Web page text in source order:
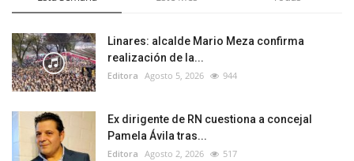
Linares: alcalde Mario Meza confirma
realización de la...
Editora Agosto 5, 2026 944
Ex dirigente de RN cuestiona a concejal
Pamela Ávila tras...
Editora Agosto 2, 2026 517